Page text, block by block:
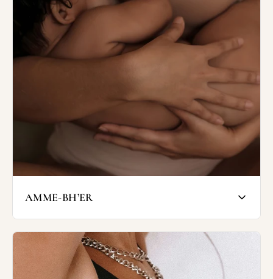
Nogle tror, at de stropløse bh'er ikke kan
bæres af kvinder med større barme, fordi
stropperne er fjernet. Det er dog ikke
korrekt. Så længe den rette model og
størrelse vælges, kan større barme godt
Faktisk er det slet ikke stropperne, der
bærer barmen. 80% af støtten kommer, hvis
størrelsen ellers er rigtig, fra en tilpas
stram omkreds.
I Wunderwear har vi stropløse modeller
med og uden indlæg, med og uden blonder
og med og uden rygstykke.
AMME-BH’ER
Ammebh'er er til nybagte og ammende
mødre, som har brug for en god bh, der
støtter barmen og gør amningen let.